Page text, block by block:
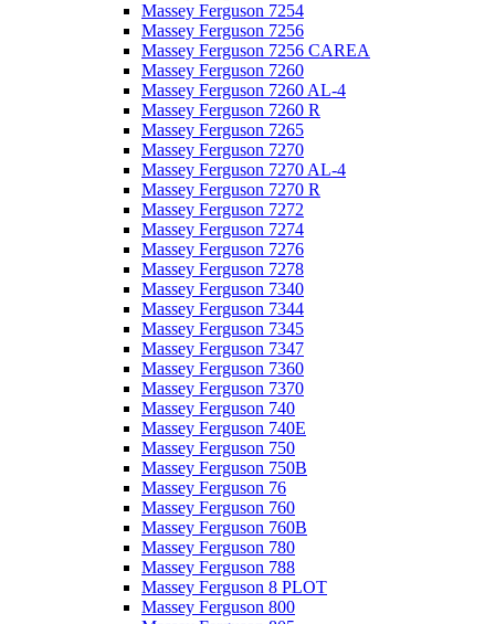
Massey Ferguson 7254
Massey Ferguson 7256
Massey Ferguson 7256 CAREA
Massey Ferguson 7260
Massey Ferguson 7260 AL-4
Massey Ferguson 7260 R
Massey Ferguson 7265
Massey Ferguson 7270
Massey Ferguson 7270 AL-4
Massey Ferguson 7270 R
Massey Ferguson 7272
Massey Ferguson 7274
Massey Ferguson 7276
Massey Ferguson 7278
Massey Ferguson 7340
Massey Ferguson 7344
Massey Ferguson 7345
Massey Ferguson 7347
Massey Ferguson 7360
Massey Ferguson 7370
Massey Ferguson 740
Massey Ferguson 740E
Massey Ferguson 750
Massey Ferguson 750B
Massey Ferguson 76
Massey Ferguson 760
Massey Ferguson 760B
Massey Ferguson 780
Massey Ferguson 788
Massey Ferguson 8 PLOT
Massey Ferguson 800